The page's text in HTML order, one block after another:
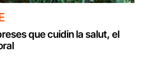
que cuidin la salut, el